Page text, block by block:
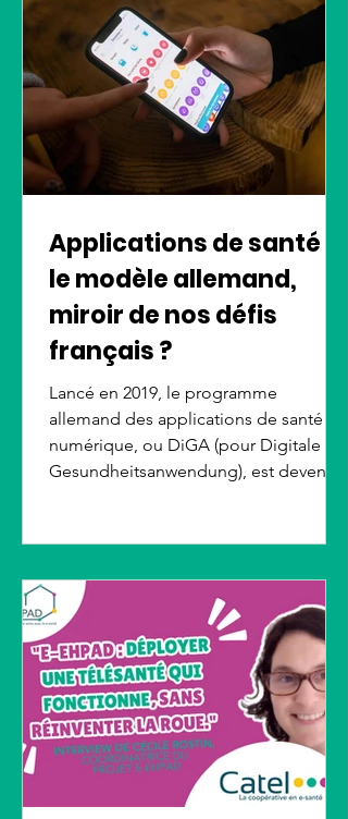
Applications de santé :
le modèle allemand,
miroir de nos défis
français ?
Lancé en 2019, le programme
allemand des applications de santé
numérique, ou DiGA (pour Digitale
Gesundheitsanwendung), est devenu
l'assurance maladie, ces applications
accompagnent déjà plus d'un million
de patients. Si ce modèle suscite un
grand engouement, il soulève aussi
des questions de coût et d'efficacité,
inspirant l'Europe sans que la France
ne parvienne encore pleinement à
l'imiter.